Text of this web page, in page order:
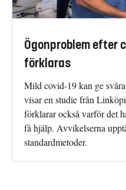
Ögonproblem efter
förklaras
Mild covid-19 kan ge
visar en studie från
förklarar också varför det
få hjälp. Avvikelserna
standardmetoder.